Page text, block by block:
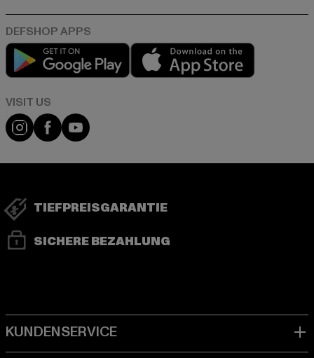
Play market
Visit our Instagram page:
Visit our Facebook page:
Visit our YouTube channel:
TIEFPREISGARANTIE
SICHERE BEZAHLUNG